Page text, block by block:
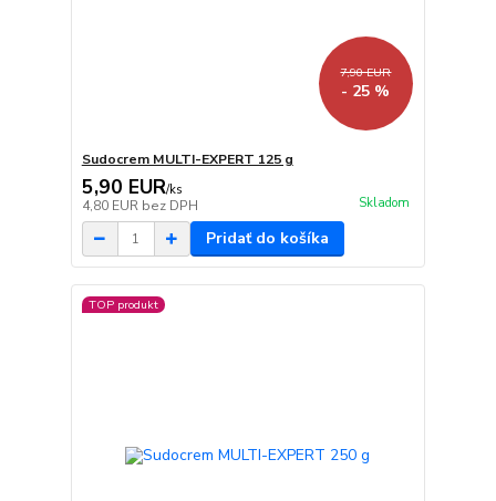
7,90 EUR
- 25 %
Sudocrem MULTI-EXPERT 125 g
5,90 EUR/ks
4,80 EUR bez DPH Skladom
Pridať do košíka
TOP produkt